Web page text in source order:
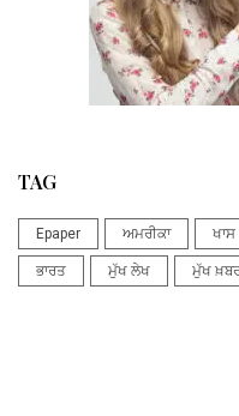
TAG
Epaper ਅਮਰੀਕਾ
ਭਾਰਤ ਮੁੱਖ ਲੇਖ ਮੁੱਖ